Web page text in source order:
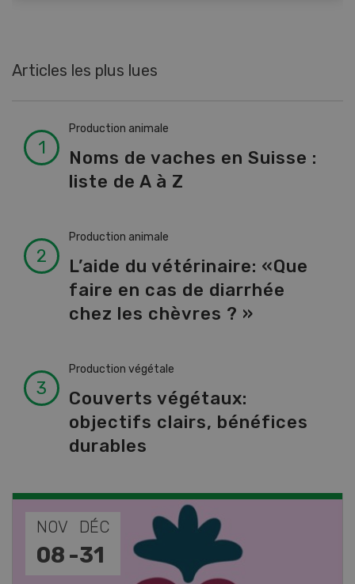
Articles les plus lues
Production animale
Noms de vaches en Suisse :
liste de A à Z
Production animale
L’aide du vétérinaire: «Que
faire en cas de diarrhée
chez les chèvres ? »
Production végétale
Couverts végétaux:
objectifs clairs, bénéfices
durables
NOV
17 -
JAN
26